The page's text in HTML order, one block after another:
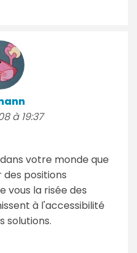
à 19:37
votre monde que
des positions
vous la risée des
à l'accessibilité
solutions.